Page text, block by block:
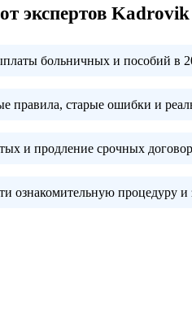
экспертов
больничных и пособий в
правила, старые ошибки и
и продление срочных
ознакомительную процедуру и